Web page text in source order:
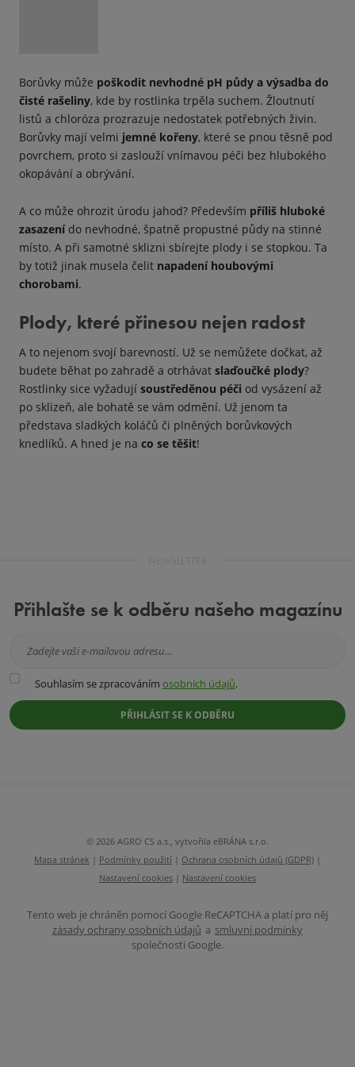
Borůvky může poškodit nevhodné pH půdy a výsadba do
čisté rašeliny, kde by rostlinka trpěla suchem. Žloutnutí
listů a chloróza prozrazuje nedostatek potřebných živin.
Borůvky mají velmi jemné kořeny, které se pnou těsně pod
povrchem, proto si zaslouží vnímavou péči bez hlubokého
okopávání a obrývání.
A co může ohrozit úrodu jahod? Především příliš hluboké
zasazenído nevhodné, špatně propustné půdy na stinné
místo. A při samotné sklizni sbírejte plody i se stopkou. Ta
by totiž jinak musela čelit napadení houbovými
chorobami.
Plody, které přinesou nejen radost
A to nejenom svojí barevností. Už se nemůžete dočkat, až
budete běhat po zahradě a otrhávat slaďoučké plody?
Rostlinky sice vyžadují soustředěnou péči od vysázení až
po sklizeň, ale bohatě se vám odmění. Už jenom ta
představa sladkých koláčů či plněných borůvkových
knedlíků. A hned je na co se těšit!
Přihlašte se k odběru našeho magazínu
Souhlasím
zpracováním
osobních
Souhlasím se zpracováním osobních údajů.
PŘIHLÁSIT SE K ODBĚRU
© 2026 AGRO CS a.s., vytvořila eBRÁNA s.r.o.
Mapa stránek | Podmínky použití | Ochrana osobních údajů (GDPR) |
Nastavení cookies | Nastavení cookies
Tento web je chráněn pomocí Google ReCAPTCHA a platí pro něj
zásady ochrany osobních údajů a smluvní podmínky
společnosti Google.